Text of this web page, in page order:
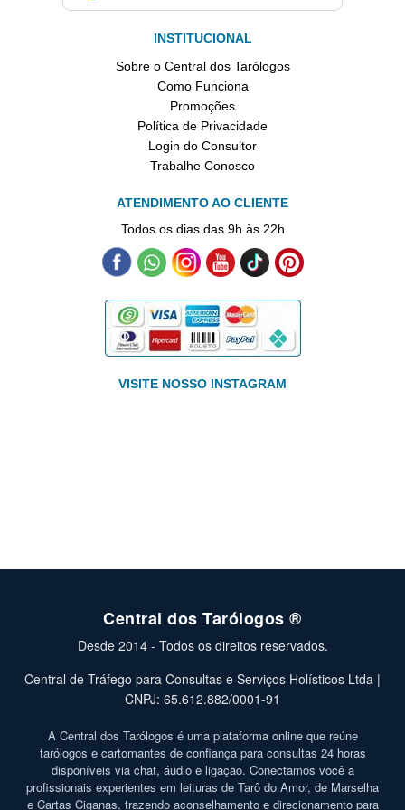
INSTITUCIONAL
Sobre o Central dos Tarólogos
Como Funciona
Promoções
Política de Privacidade
Login do Consultor
Trabalhe Conosco
ATENDIMENTO AO CLIENTE
Todos os dias das 9h às 22h
VISITE NOSSO INSTAGRAM
Central dos Tarólogos ®
Desde 2014 - Todos os direitos reservados.
Central de Tráfego para Consultas e Serviços Holísticos Ltda |
CNPJ: 65.612.882/0001-91
A Central dos Tarólogos é uma plataforma online que reúne
tarólogos e cartomantes de confiança para consultas 24 horas
disponíveis via chat, áudio e ligação. Conectamos você a
profissionais experientes em leituras de Tarô do Amor, de Marselha
e Cartas Ciganas, trazendo aconselhamento e direcionamento para